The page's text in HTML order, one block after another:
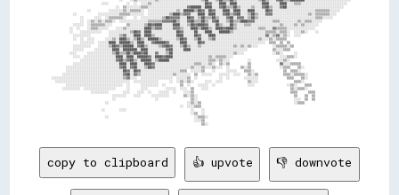
copy to clipboard 👍 upvote 👎 downvote